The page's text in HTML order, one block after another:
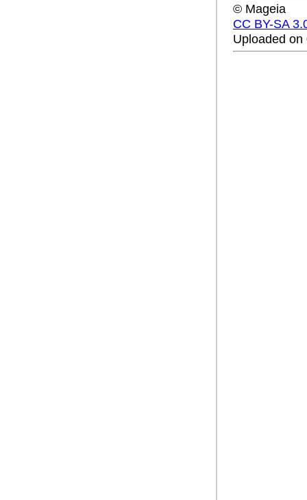
© Mageia
CC BY-SA
Uploaded